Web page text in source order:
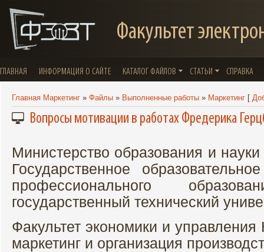
Факультет
ГЛАВНАЯ ИНФОРМАЦИЯ О САЙТЕ КАТАЛОГ ФАЙЛОВ СТАТЬИ СПРАВКА
Главная Маркетинг » Файлы » Выполненные работы » Маркетинг [
Вопросы мотивации в работах Фредерика
Министерство образования и
Государственное
профессионального
государственный технический
Факультет экономики и
маркетинг и организация